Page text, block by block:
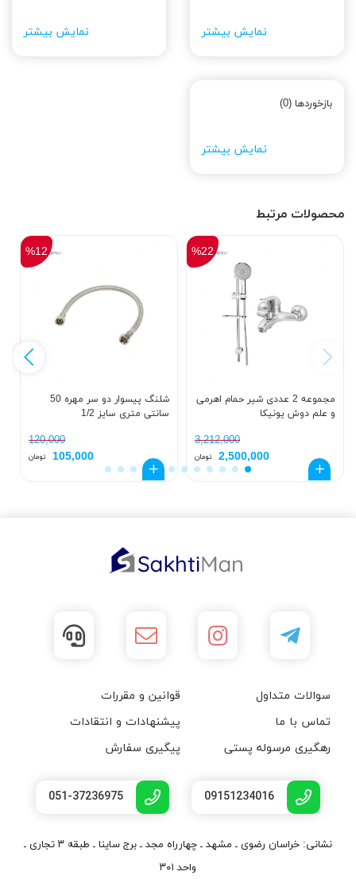
نمایش بیشتر نمایش بیشتر
بازخوردها (0)
نمایش بیشتر
محصولات مرتبط
مجموعه 2 عددی شیر حمام اهرمی
و علم دوش یونیکا
3,212,000
%22
2,500,000 تومان
شلنگ پیسوار دو سر مهره 50
سانتی متری سایز 1/2
120,000
%12
105,000 تومان
سوالات متداول
قوانین و مقررات
تماس با ما
پیشنهادات و انتقادات
رهگیری مرسوله پستی
پیگیری سفارش
09151234016
051-37236975
نشانی: خراسان رضوی ـ مشهد ـ چهارراه مجد ـ برج ساینا ـ طبقه ۳ تجاری ـ
واحد ۳۰۱